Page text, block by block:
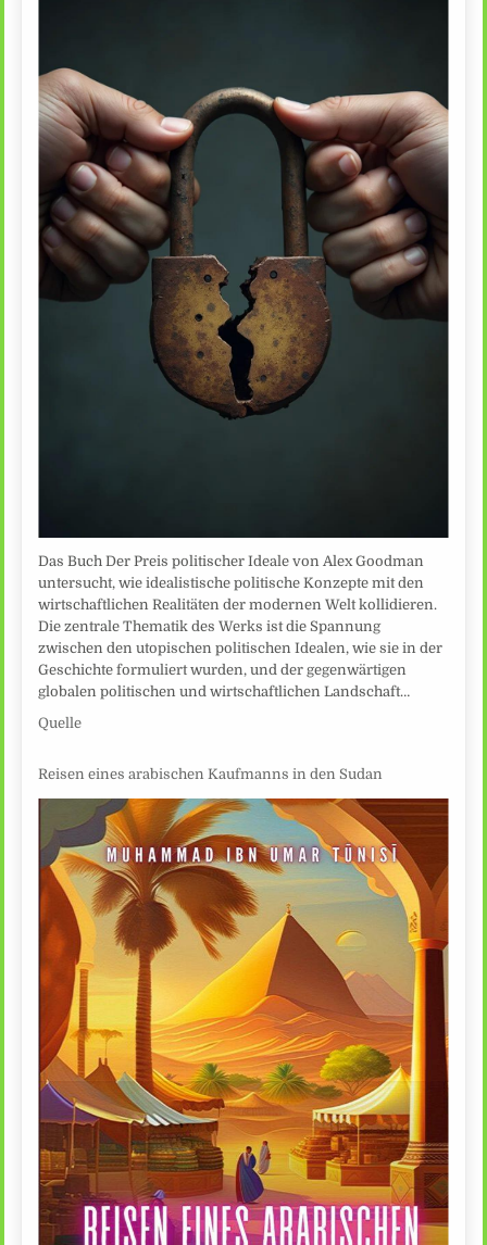
Das Buch Der Preis politischer Ideale von Alex Goodman
untersucht, wie idealistische politische Konzepte mit den
wirtschaftlichen Realitäten der modernen Welt kollidieren.
Die zentrale Thematik des Werks ist die Spannung
zwischen den utopischen politischen Idealen, wie sie in der
Geschichte formuliert wurden, und der gegenwärtigen
globalen politischen und wirtschaftlichen Landschaft…
Quelle
Reisen eines arabischen Kaufmanns in den Sudan